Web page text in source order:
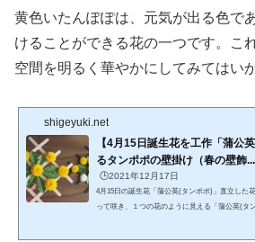
黄色いたんぽぽは、元気が出る色で
けることができる花の一つです。こ
空間を明るく華やかにしてみてはい
shigeyuki.net
【4月15日誕生花を工作「蒲公
るタンポポの壁掛け（春の壁飾...
🕒️2021年12月17日
4月15日の誕生花「蒲公英(タンポポ)」直立した
って咲き、１つの花のように見える「蒲公英(タ